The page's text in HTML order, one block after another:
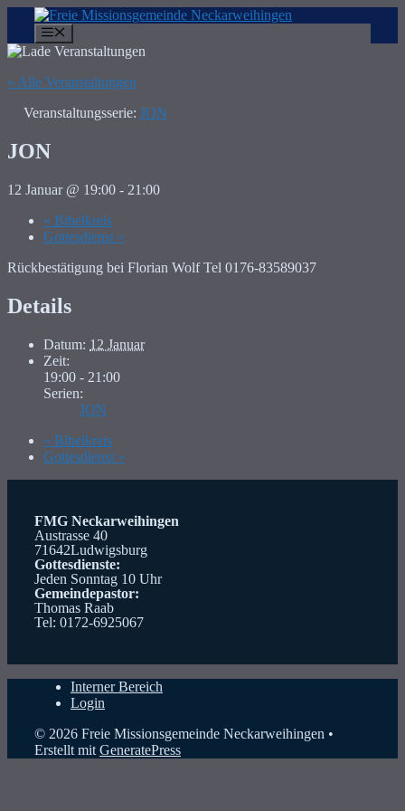
Inhalt
springen
« Alle Veranstaltungen
Veranstaltungsserie: JON
JON
12 Januar @ 19:00 - 21:00
« Bibelkreis
Gottesdienst »
Rückbestätigung bei Florian Wolf Tel 0176-83589037
Details
Datum: 12 Januar
Zeit:
19:00 - 21:00
Serien:
JON
« Bibelkreis
Gottesdienst »
FMG Neckarweihingen
Austrasse 40
71642Ludwigsburg
Gottesdienste:
Jeden Sonntag 10 Uhr
Gemeindepastor:
Thomas Raab
Tel: 0172-6925067
Interner Bereich
Login
© 2026 Freie Missionsgemeinde Neckarweihingen •
Erstellt mit GeneratePress